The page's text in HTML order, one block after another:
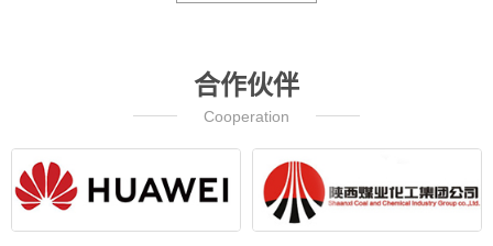
合作伙伴
Cooperation